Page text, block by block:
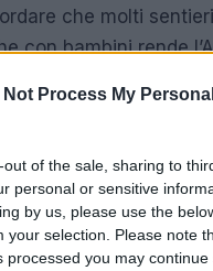
Not Process My Personal
out of the sale, sharing to
personal or sensitive
by us, please use the
your selection. Please note
processed you may continue
che molti
con bambini rende
accessibili e una
possibile una
diversi tipi di
al tramonto o